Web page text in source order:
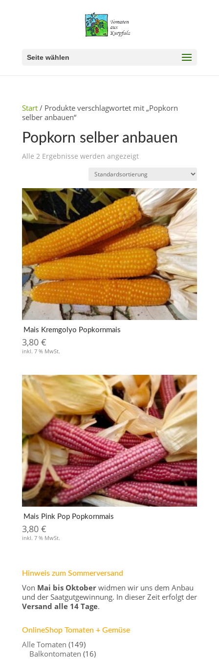
Seite wählen
Start/ Produkte verschlagwortet mit „Popkorn
selber anbauen“
Popkorn selber anbauen
Alle 2 Ergebnisse werden angezeigt
Mais Kremgolyo Popkornmais
3,80 €
inkl. 7 % MwSt.
Mais Pink Pop Popkornmais
3,80 €
inkl. 7 % MwSt.
Hinweis zum Sommerversand
Von Mai bis Oktoberwidmen wir uns dem Anbau
und der Saatgutgewinnung. In dieser Zeit erfolgt der
Versand alle 14 Tage.
OnlineShop Tomaten + Gemüse
Alle Tomaten (149)
Balkontomaten (16)